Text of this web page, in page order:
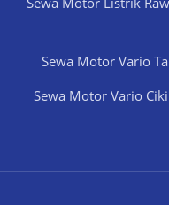
Sewa Motor Vario
Sewa Motor Vario